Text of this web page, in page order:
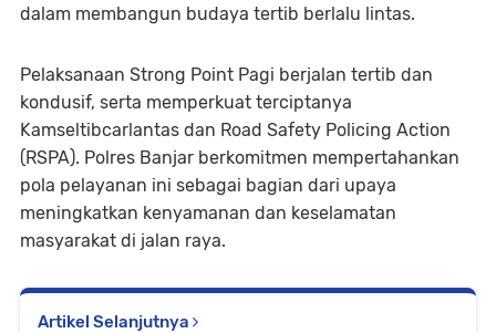
dalam membangun budaya tertib berlalu lintas.
Pelaksanaan Strong Point Pagi berjalan tertib dan
kondusif, serta memperkuat terciptanya
Kamseltibcarlantas dan Road Safety Policing Action
(RSPA). Polres Banjar berkomitmen mempertahankan
pola pelayanan ini sebagai bagian dari upaya
meningkatkan kenyamanan dan keselamatan
masyarakat di jalan raya.
Artikel Selanjutnya